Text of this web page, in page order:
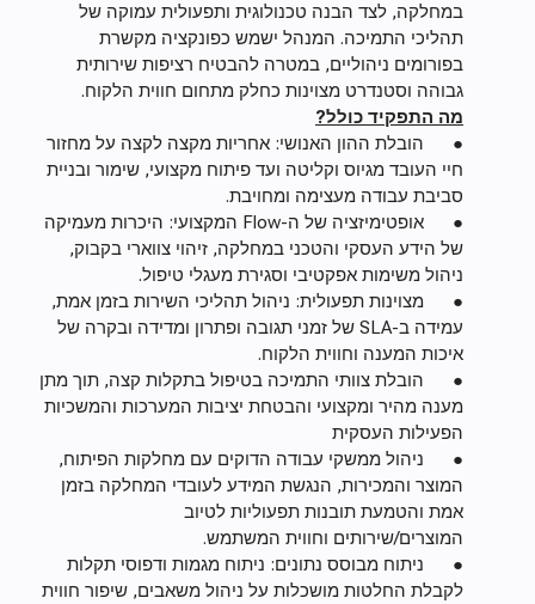
במחלקה, לצד הבנה טכנולוגית ותפעולית עמוקה של
תהליכי התמיכה. המנהל ישמש כפונקציה מקשרת
בפורומים ניהוליים, במטרה להבטיח רציפות שירותית
גבוהה וסטנדרט מצוינות כחלק מתחום חווית הלקוח.
מה התפקיד כולל?
● הובלת ההון האנושי: אחריות מקצה לקצה על מחזור
חיי העובד מגיוס וקליטה ועד פיתוח מקצועי, שימור ובניית
סביבת עבודה מעצימה ומחויבת.
● אופטימיזציה של ה-Flow המקצועי: היכרות מעמיקה
של הידע העסקי והטכני במחלקה, זיהוי צווארי בקבוק,
ניהול משימות אפקטיבי וסגירת מעגלי טיפול.
● מצוינות תפעולית: ניהול תהליכי השירות בזמן אמת,
עמידה ב-SLA של זמני תגובה ופתרון ומדידה ובקרה של
איכות המענה וחווית הלקוח.
● הובלת צוותי התמיכה בטיפול בתקלות קצה, תוך מתן
מענה מהיר ומקצועי והבטחת יציבות המערכות והמשכיות
הפעילות העסקית
● ניהול ממשקי עבודה הדוקים עם מחלקות הפיתוח,
המוצר והמכירות, הנגשת המידע לעובדי המחלקה בזמן
אמת והטמעת תובנות תפעוליות לטיוב
המוצרים/שירותים וחווית המשתמש.
● ניתוח מבוסס נתונים: ניתוח מגמות ודפוסי תקלות
לקבלת החלטות מושכלות על ניהול משאבים, שיפור חווית